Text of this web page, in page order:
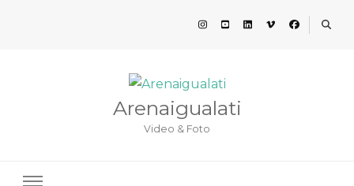
Arenaigualati
Video & Foto